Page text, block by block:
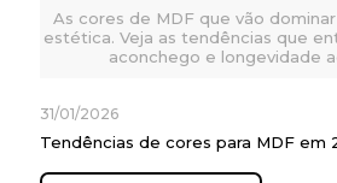
As cores de MDF que vão
estética. Veja as tendências que
aconchego e longevidade
31/01/2026
Tendências de cores para MDF em